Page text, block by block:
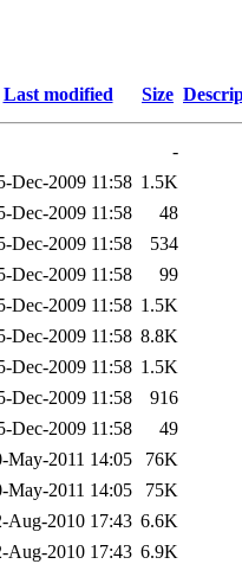
Last modified Size
-
Dec-2009 11:58 1.5K
Dec-2009 11:58
48
Dec-2009 11:58
534
Dec-2009 11:58
99
Dec-2009 11:58 1.5K
Dec-2009 11:58 8.8K
Dec-2009 11:58 1.5K
Dec-2009 11:58
916
Dec-2009 11:58
49
May-2011 14:05
76K
May-2011 14:05
75K
Aug-2010 17:43 6.6K
Aug-2010 17:43 6.9K